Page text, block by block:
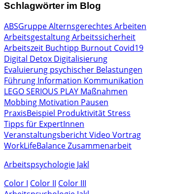
Schlagwörter im Blog
ABSGruppeAlternsgerechtes Arbeiten
ArbeitsgestaltungArbeitssicherheit
Arbeitszeit Buchtipp Burnout Covid19
Digital Detox Digitalisierung
Evaluierung psychischer Belastungen
Führung Information Kommunikation
LEGO SERIOUS PLAY Maßnahmen
Mobbing Motivation Pausen
PraxisBeispiel ProduktivitätStress
Tipps für ExpertInnen
VeranstaltungsberichtVideo Vortrag
WorkLifeBalanceZusammenarbeit
Arbeitspsychologie Jakl
Color I Color II Color III